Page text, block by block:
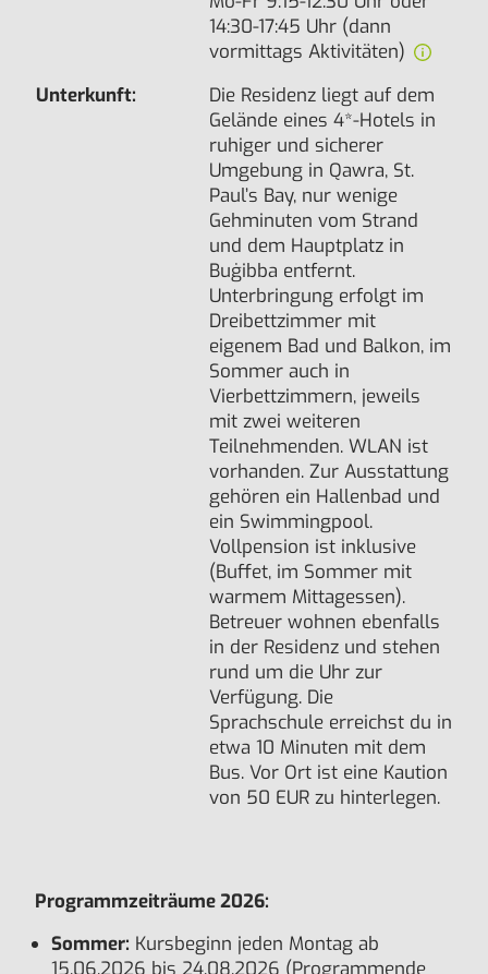
14:30-17:45 Uhr (dann
vormittags Aktivitäten)
Unterkunft:
Die Residenz liegt auf dem
Gelände eines 4*-Hotels in
ruhiger und sicherer
Umgebung in Qawra, St.
Paul’s Bay, nur wenige
Gehminuten vom Strand
und dem Hauptplatz in
Buġibba entfernt.
Unterbringung erfolgt im
Dreibettzimmer mit
eigenem Bad und Balkon, im
Sommer auch in
Vierbettzimmern, jeweils
mit zwei weiteren
Teilnehmenden. WLAN ist
vorhanden. Zur Ausstattung
gehören ein Hallenbad und
ein Swimmingpool.
Vollpension ist inklusive
(Buffet, im Sommer mit
warmem Mittagessen).
Betreuer wohnen ebenfalls
in der Residenz und stehen
rund um die Uhr zur
Verfügung. Die
Sprachschule erreichst du in
etwa 10 Minuten mit dem
Bus. Vor Ort ist eine Kaution
von 50 EUR zu hinterlegen.
Programmzeiträume 2026:
Sommer: Kursbeginn jeden Montag ab